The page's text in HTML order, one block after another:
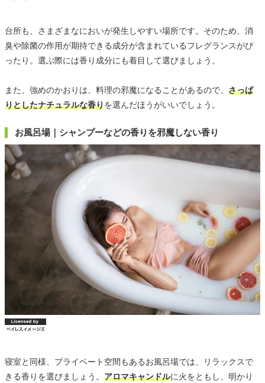
台所も、さまざまなにおいが発生しやすい場所です。そのため、消
臭や除菌の作用が期待できる成分が含まれているフレグランスがぴ
ったり。選ぶ際には香り成分にも着目して選びましょう。
また、強めのかおりは、料理の邪魔になることがあるので、 さっぱ
りとしたナチュラルな香りを選んだほうがいいでしょう。
お風呂場｜シャンプーなどの香りを邪魔しない香り
寝室と同様、プライベート空間もあるお風呂場では、リラックスで
きる香りを選びましょう。 アロマキャンドルに火をともし、明かり